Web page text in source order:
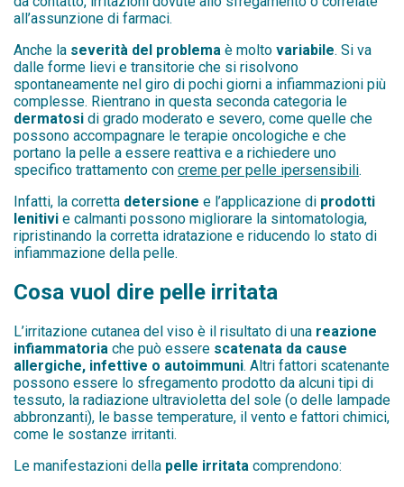
CONTATTI
AREA RISERVATA
all’assunzione di farmaci.
Anche la severità del problema è molto variabile. Si va
dalle forme lievi e transitorie che si risolvono
spontaneamente nel giro di pochi giorni a infiammazioni più
complesse. Rientrano in questa seconda categoria le
dermatosi di grado moderato e severo, come quelle che
possono accompagnare le terapie oncologiche e che
portano la pelle a essere reattiva e a richiedere uno
specifico trattamento con creme per pelle ipersensibili.
Infatti, la corretta detersione e l’applicazione di prodotti
lenitivi e calmanti possono migliorare la sintomatologia,
ripristinando la corretta idratazione e riducendo lo stato di
infiammazione della pelle.
Cosa vuol dire pelle irritata
L’irritazione cutanea del viso è il risultato di una reazione
infiammatoria che può essere scatenata da cause
allergiche, infettive o autoimmuni. Altri fattori scatenante
possono essere lo sfregamento prodotto da alcuni tipi di
tessuto, la radiazione ultravioletta del sole (o delle lampade
abbronzanti), le basse temperature, il vento e fattori chimici,
come le sostanze irritanti.
Le manifestazioni della pelle irritata comprendono: